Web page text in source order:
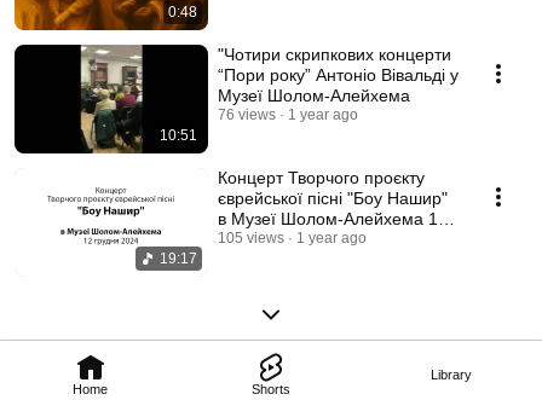
Home Shorts
Library
0:48
10:51
"Чотири скрипкових концерти
“Пори року” Антоніо Вівальді у
Музеї Шолом-Алейхема
76 views 1 year ago
19:17
Концерт Творчого проєкту
єврейської пісні "Боу Нашир"
в Музеї Шолом-Алейхема 12
грудня 2024
105 views 1 year ago